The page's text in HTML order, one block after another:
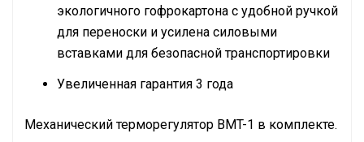
экологичного гофрокартона с удобной ручкой
для переноски и усилена силовыми
вставками для безопасной транспортировки
Увеличенная гарантия 3 года
Механический терморегулятор BMT-1 в комплекте.